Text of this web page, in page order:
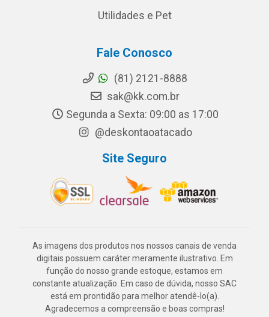
Utilidades e Pet
Fale Conosco
(81) 2121-8888
sak@kk.com.br
Segunda a Sexta: 09:00 as 17:00
@deskontaoatacado
Site Seguro
As imagens dos produtos nos nossos canais de venda
digitais possuem caráter meramente ilustrativo. Em
função do nosso grande estoque, estamos em
constante atualização. Em caso de dúvida, nosso SAC
está em prontidão para melhor atendê-lo(a).
Agradecemos a compreensão e boas compras!